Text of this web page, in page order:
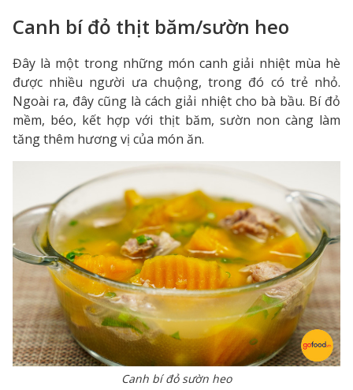
Canh bí đỏ thịt băm/sườn heo
Đây là một trong những món canh giải nhiệt mùa hè
được nhiều người ưa chuộng, trong đó có trẻ nhỏ.
Ngoài ra, đây cũng là cách giải nhiệt cho bà bầu. Bí đỏ
mềm, béo, kết hợp với thịt băm, sườn non càng làm
tăng thêm hương vị của món ăn.
Canh bí đỏ sườn heo